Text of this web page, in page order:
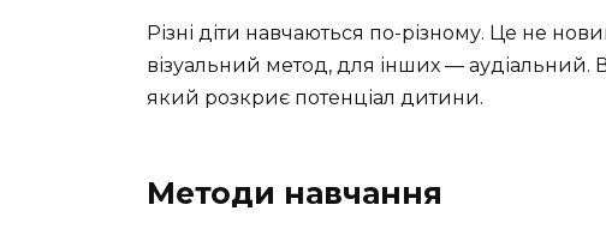
Різні діти навчаються по-різному. Це не
візуальний метод, для інших —
який розкриє потенціал дитини.
Методи навчання